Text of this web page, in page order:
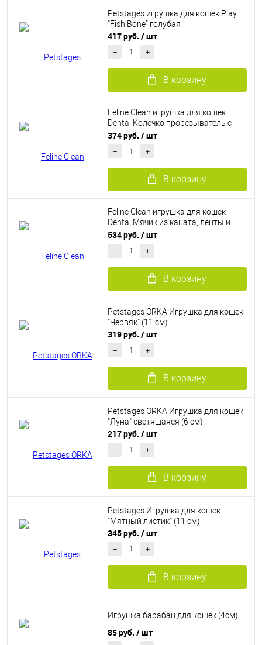
Petstages игрушка для кошек Play
"Fish Bone" голубая
417 руб. / шт
В корзину
Feline Clean игрушка для кошек
Dental Колечко прорезыватель с
лентами, резина
374 руб. / шт
В корзину
Feline Clean игрушка для кошек
Dental Мячик из каната, ленты и
перья
534 руб. / шт
В корзину
Petstages ORKA Игрушка для кошек
"Червяк" (11 см)
319 руб. / шт
В корзину
Petstages ORKA Игрушка для кошек
"Луна" светящаяся (6 см)
217 руб. / шт
В корзину
Petstages Игрушка для кошек
"Мятный листик" (11 см)
345 руб. / шт
В корзину
Игрушка барабан для кошек (4см)
85 руб. / шт